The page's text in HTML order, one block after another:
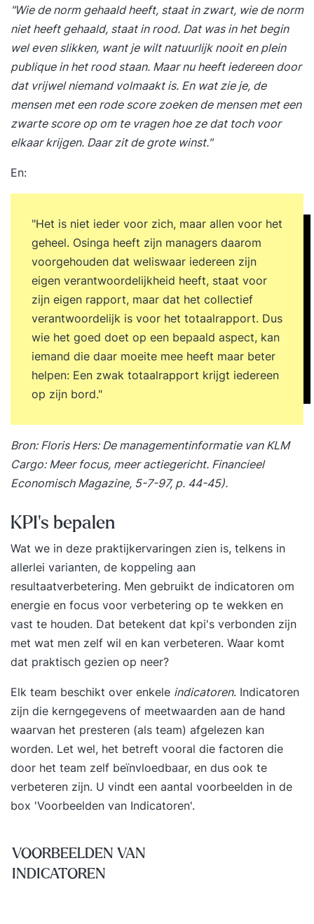
Zo sluit de training perfect aan op jouw situatie.
Stap 2. Je volgt een inspirerende en interactieve
training De vierdaagse training ‘High
Performance Leadership’ wordt verspreid over
vier maanden gegeven. Elke trainingsdag
combineert inspiratie, theorie en praktijk. Je
wisselt plenaire sessies af met opdrachten in
subgroepen. Op deze manier leer je niet alleen
stem je af welke opdrachten je in de
tussenliggende periode uitvoert en waar de focus
ligt voor de volgende bijeenkomst. Je rondt de
training af met een persoonlijke eindevaluatie
Stap 3. Een jaar lang toegang tot het Online
Learning Platform Vanaf de eerste trainingsdag
krijg je toegang tot het YEARTH Online Learning
Platform. Hier vind je verdiepende artikelen,
opdrachten en tools om het geleerde direct toe
te passen. Je leert waar en wanneer het jou
training en pas je het geleerde duurzaam toe in je
dagelijkse praktijk. Over je trainer De training
wordt verzorgd door een ervaren trainer met
kennis, analytisch vermogen en een scherp
observatievermogen met een persoonlijke en
positieve aanpak. Ze confronteren op een
respectvolle manier, dagen je uit en helpen je om
het maximale uit jezelf te halen.
"Wie de norm gehaald heeft, staat in zwart, wie de norm
niet heeft gehaald, staat in rood. Dat was in het begin
wel even slikken, want je wilt natuurlijk nooit en plein
publique in het rood staan. Maar nu heeft iedereen door
dat vrijwel niemand volmaakt is. En wat zie je, de
mensen met een rode score zoeken de mensen met een
zwarte score op om te vragen hoe ze dat toch voor
elkaar krijgen. Daar zit de grote winst."
En:
"Het is niet ieder voor zich, maar allen voor het
geheel. Osinga heeft zijn managers daarom
voorgehouden dat weliswaar iedereen zijn
eigen verantwoordelijkheid heeft, staat voor
zijn eigen rapport, maar dat het collectief
verantwoordelijk is voor het totaalrapport. Dus
wie het goed doet op een bepaald aspect, kan
iemand die daar moeite mee heeft maar beter
helpen: Een zwak totaalrapport krijgt iedereen
op zijn bord."
Bron: Floris Hers: De managementinformatie van KLM
Cargo: Meer focus, meer actiegericht. Financieel
Economisch Magazine, 5-7-97, p. 44-45).
KPI's bepalen
Wat we in deze praktijkervaringen zien is, telkens in
allerlei varianten, de koppeling aan
resultaatverbetering. Men gebruikt de indicatoren om
energie en focus voor verbetering op te wekken en
vast te houden. Dat betekent dat kpi's verbonden zijn
met wat men zelf wil en kan verbeteren. Waar komt
dat praktisch gezien op neer?
Elk team beschikt over enkele indicatoren. Indicatoren
zijn die kerngegevens of meetwaarden aan de hand
waarvan het presteren (als team) afgelezen kan
worden. Let wel, het betreft vooral die factoren die
door het team zelf beïnvloedbaar, en dus ook te
verbeteren zijn. U vindt een aantal voorbeelden in de
box 'Voorbeelden van Indicatoren'.
VOORBEELDEN VAN
INDICATOREN